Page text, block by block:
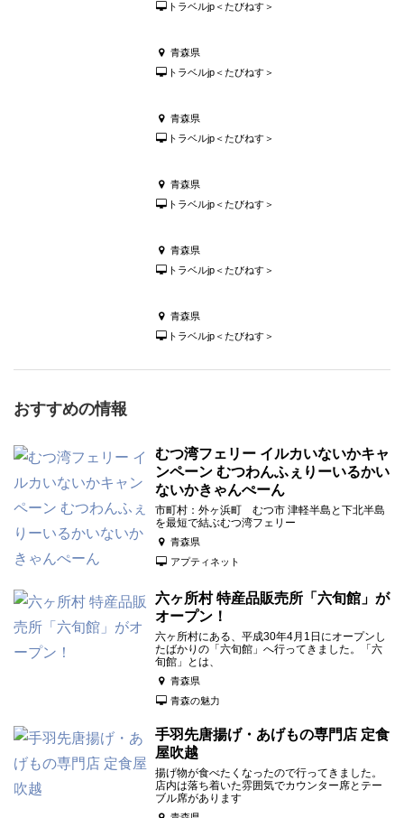
トラベルjp＜たびねす＞
青森県
トラベルjp＜たびねす＞
青森県
トラベルjp＜たびねす＞
青森県
トラベルjp＜たびねす＞
青森県
トラベルjp＜たびねす＞
青森県
トラベルjp＜たびねす＞
おすすめの情報
むつ湾フェリー イルカいないかキャ
ンペーン むつわんふぇりーいるかい
ないかきゃんぺーん
市町村：外ヶ浜町 むつ市 津軽半島と下北半島
を最短で結ぶむつ湾フェリー
青森県
アプティネット
六ヶ所村 特産品販売所「六旬館」が
オープン！
六ヶ所村にある、平成30年4月1日にオープンし
たばかりの「六旬館」へ行ってきました。「六
旬館」とは、
青森県
青森の魅力
手羽先唐揚げ・あげもの専門店 定食
屋吹越
揚げ物が食べたくなったので行ってきました。
店内は落ち着いた雰囲気でカウンター席とテー
ブル席があります